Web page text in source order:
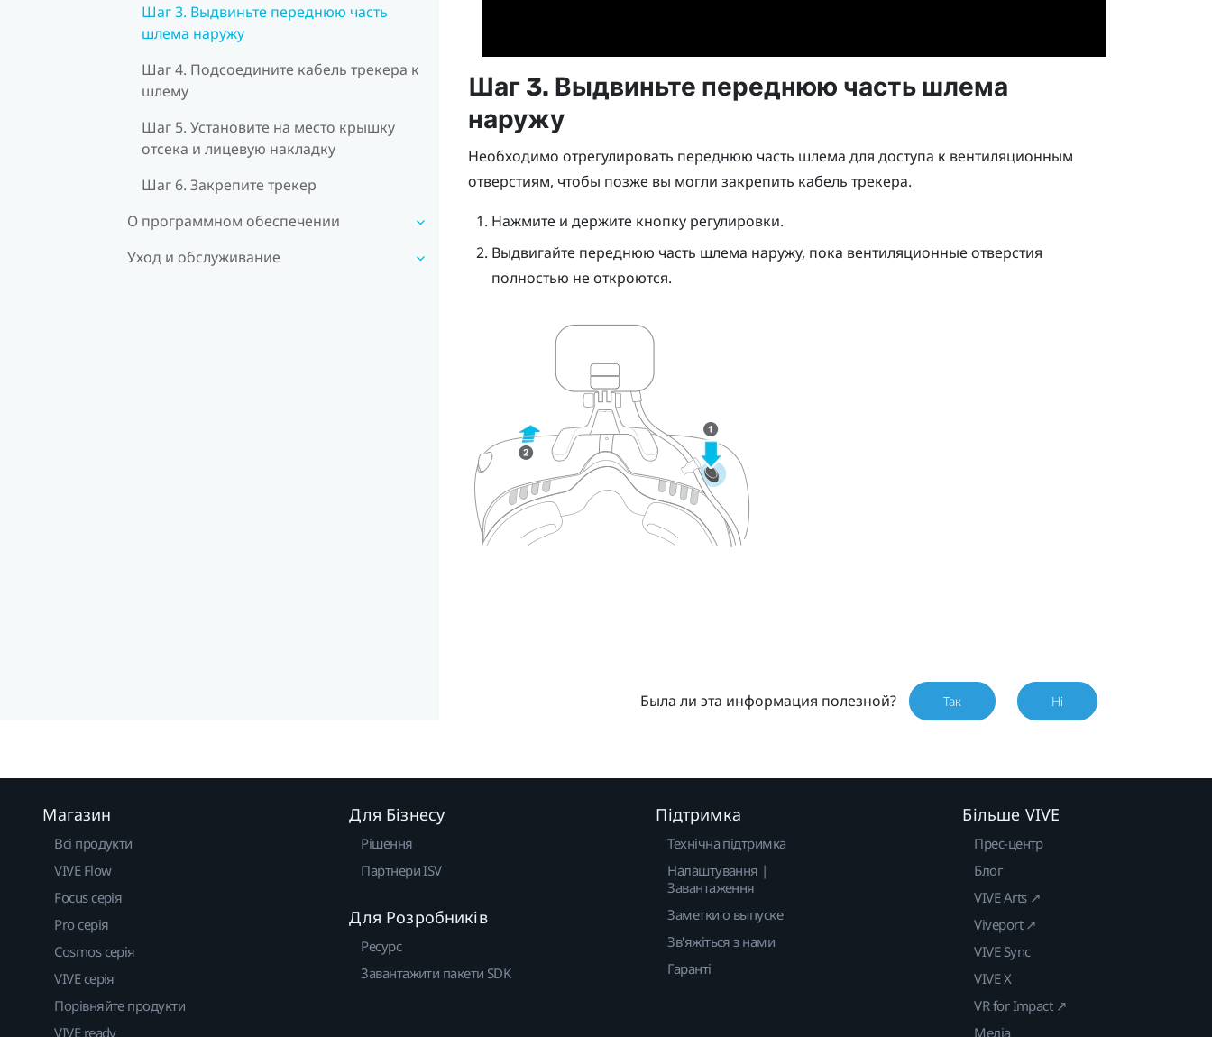
Шаг 3. Выдвиньте переднюю часть
шлема наружу
Шаг 4. Подсоедините кабель трекера к
шлему
Шаг 5. Установите на место крышку
отсека и лицевую накладку
Шаг 6. Закрепите трекер
О программном обеспечении
Уход и обслуживание
Шаг 3. Выдвиньте переднюю часть шлема
наружу
Необходимо отрегулировать переднюю часть шлема для доступа к вентиляционным
отверстиям, чтобы позже вы могли закрепить кабель трекера.
Нажмите и держите кнопку регулировки.
Выдвигайте переднюю часть шлема наружу, пока вентиляционные отверстия
полностью не откроются.
Была ли эта информация полезной? Так Ні
Магазин
Всі продукти
VIVE Flow
Focus серія
Pro серія
Cosmos серія
VIVE серія
Порівняйте продукти
VIVE ready
Для Бізнесу
Рішення
Партнери ISV
Для Розробників
Ресурс
Завантажити пакети SDK
Підтримка
Технічна підтримка
Налаштування |
Завантаження
Заметки о выпуске
Зв'яжіться з нами
Гаранті
Більше VIVE
Прес-центр
Блог
VIVE Arts ↗
Viveport ↗
VIVE Sync
VIVE X
VR for Impact ↗
Медіа